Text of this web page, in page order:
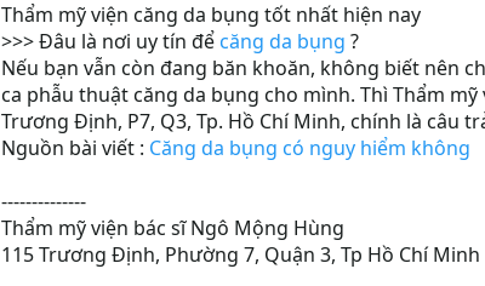
Thẩm mỹ viện căng da bụng tốt nhất hiện nay
>>> Đâu là nơi uy tín để căng da bụng ?
Nếu bạn vẫn còn đang băn khoăn, không biết nên
ca phẫu thuật căng da bụng cho mình. Thì Thẩm
Trương Định, P7, Q3, Tp. Hồ Chí Minh, chính là câu
Nguồn bài viết : Căng da bụng có nguy hiểm không
--------------
Thẩm mỹ viện bác sĩ Ngô Mộng Hùng
115 Trương Định, Phường 7, Quận 3, Tp Hồ Chí